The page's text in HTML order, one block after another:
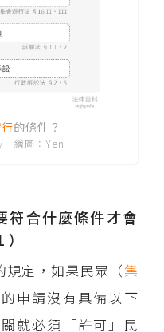
的條件？
繪圖：Yen
符合什麼條件才會
規定，如果民眾（集
申請沒有具備以下
就必須「許可」民